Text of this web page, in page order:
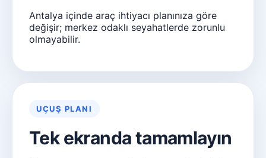
Antalya içinde araç ihtiyacı planınıza göre
değişir; merkez odaklı seyahatlerde zorunlu
olmayabilir.
UÇUŞ PLANI
Tek ekranda tamamlayın